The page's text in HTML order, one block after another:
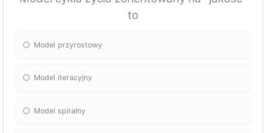
to
Model przyrostowy
Model iteracyjny
Model spiralny